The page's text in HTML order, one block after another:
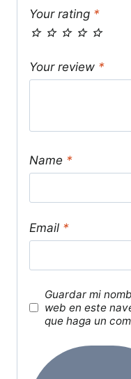
Your rating *
Your review *
Name *
Email *
Guardar mi
web en este
que haga un